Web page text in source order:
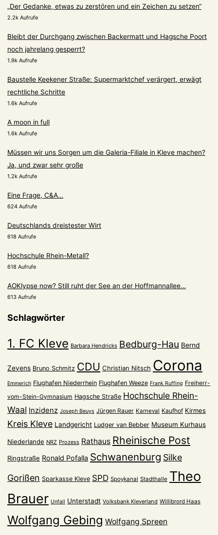
„Der Gedanke, etwas zu zerstören und ein Zeichen zu setzen“
2.2k Aufrufe
Bleibt der Durchgang zwischen Backermatt und Hagsche Poort
noch jahrelang gesperrt?
1.9k Aufrufe
Baustelle Keekener Straße: Supermarktchef verärgert, erwägt
rechtliche Schritte
1.6k Aufrufe
A moon in full
1.6k Aufrufe
Müssen wir uns Sorgen um die Galeria-Filiale in Kleve machen?
Ja, und zwar sehr große
1.2k Aufrufe
Eine Frage, C&A…
624 Aufrufe
Deutschlands dreistester Wirt
618 Aufrufe
Hochschule Rhein-Metall?
618 Aufrufe
AOKlypse now? Still ruht der See an der Hoffmannallee…
613 Aufrufe
Schlagwörter
1. FC Kleve Barbara Hendricks Bedburg-Hau Bernd
Zevens Bruno Schmitz CDU Christian Nitsch Corona
Emmerich Flughafen Niederrhein Flughafen Weeze Frank Ruffing Freiherr-
vom-Stein-Gymnasium Hagsche Straße Hochschule Rhein-
Waal Inzidenz Joseph Beuys Jürgen Rauer Karneval Kaufhof Kirmes
Kreis Kleve Landgericht Ludger van Bebber Museum Kurhaus
Niederlande NRZ Prozess Rathaus Rheinische Post
Ringstraße Ronald Pofalla Schwanenburg Silke
Gorißen Sparkasse Kleve SPD Spoykanal Stadthalle Theo
Brauer Unfall Unterstadt Volksbank Kleverland Willibrord Haas
Wolfgang Gebing Wolfgang Spreen